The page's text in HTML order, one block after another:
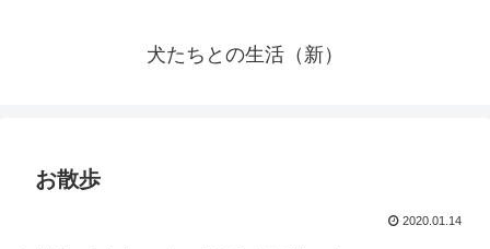
犬たちとの生活（新）
お散歩
2020.01.14